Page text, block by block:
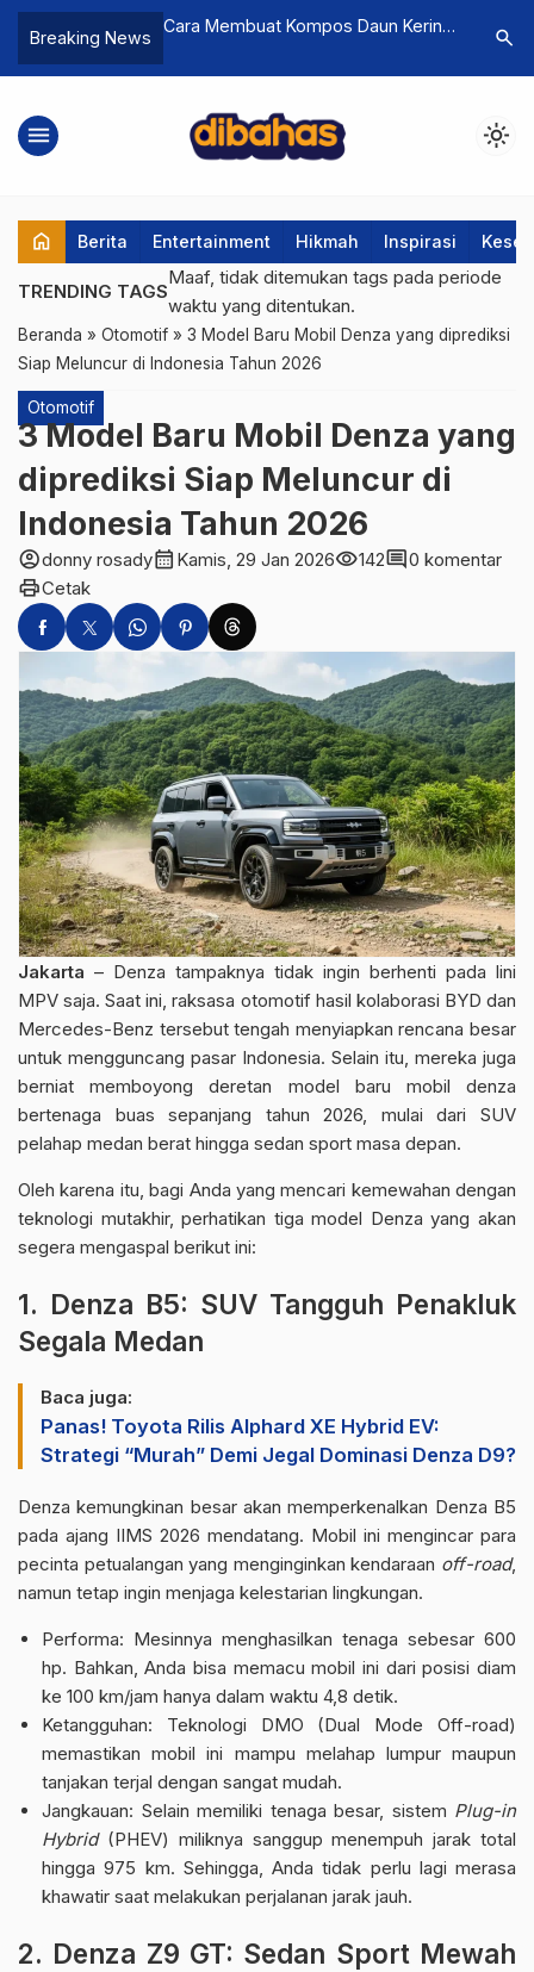
Breaking News
Kompos Daun Kering
& Molase: Murah dan
Profil Lengkap Gofar Hilman:
Mogul Industri Kreatif di 2026
search
menu light_mode
home Berita Entertainment Hikmah Inspirasi
TRENDING TAGS
Maaf, tidak ditemukan tags pada periode
waktu yang ditentukan.
Beranda » Otomotif » 3 Model Baru Mobil Denza yang diprediksi
Siap Meluncur di Indonesia Tahun 2026
Otomotif
3 Model Baru Mobil Denza yang
diprediksi Siap Meluncur di
Indonesia Tahun 2026
account_circledonny rosadycalendar_month Kamis, 29 Jan 2026visibility142comment0 komentar
printCetak
Jakarta – Denza tampaknya tidak ingin berhenti pada lini
MPV saja. Saat ini, raksasa otomotif hasil kolaborasi BYD dan
Mercedes-Benz tersebut tengah menyiapkan rencana besar
untuk mengguncang pasar Indonesia. Selain itu, mereka juga
berniat memboyong deretan model baru mobil denza
bertenaga buas sepanjang tahun 2026, mulai dari SUV
pelahap medan berat hingga sedan sport masa depan.
Oleh karena itu, bagi Anda yang mencari kemewahan dengan
teknologi mutakhir, perhatikan tiga model Denza yang akan
segera mengaspal berikut ini:
1. Denza B5: SUV Tangguh Penakluk
Segala Medan
Baca juga:
Panas! Toyota Rilis Alphard XE Hybrid EV:
Strategi “Murah” Demi Jegal Dominasi Denza D9?
Denza kemungkinan besar akan memperkenalkan Denza B5
pada ajang IIMS 2026 mendatang. Mobil ini mengincar para
pecinta petualangan yang menginginkan kendaraan off-road,
namun tetap ingin menjaga kelestarian lingkungan.
Performa: Mesinnya menghasilkan tenaga sebesar 600
hp. Bahkan, Anda bisa memacu mobil ini dari posisi diam
ke 100 km/jam hanya dalam waktu 4,8 detik.
Ketangguhan: Teknologi DMO (Dual Mode Off-road)
memastikan mobil ini mampu melahap lumpur maupun
tanjakan terjal dengan sangat mudah.
Jangkauan: Selain memiliki tenaga besar, sistem Plug-in
Hybrid(PHEV) miliknya sanggup menempuh jarak total
hingga 975 km. Sehingga, Anda tidak perlu lagi merasa
khawatir saat melakukan perjalanan jarak jauh.
2. Denza Z9 GT: Sedan Sport Mewah